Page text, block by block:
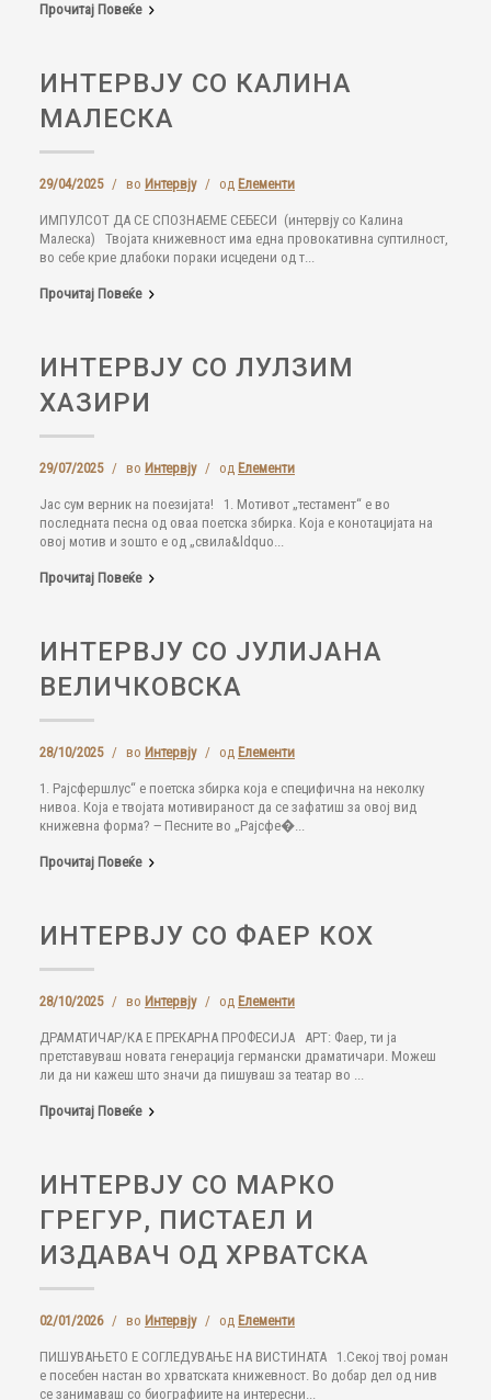
Прочитај Повеќе
ИНТЕРВЈУ СО КАЛИНА
МАЛЕСКА
29/04/2025 / во Интервју / од Елементи
ИМПУЛСОТ ДА СЕ СПОЗНАЕМЕ СЕБЕСИ (интервју со Калина
Малеска) Твојата книжевност има една провокативна суптилност,
во себе крие длабоки пораки исцедени од т...
Прочитај Повеќе
ИНТЕРВЈУ СО ЛУЛЗИМ
ХАЗИРИ
29/07/2025 / во Интервју / од Елементи
Јас сум верник на поезијата! 1. Мотивот „тестамент“ е во
последната песна од оваа поетска збирка. Која е конотацијата на
овој мотив и зошто е од „свила&ldquo...
Прочитај Повеќе
ИНТЕРВЈУ СО ЈУЛИЈАНА
ВЕЛИЧКОВСКА
28/10/2025 / во Интервју / од Елементи
1. Рајсфершлус“ е поетска збирка која е специфична на неколку
нивоа. Која е твојата мотивираност да се зафатиш за овој вид
книжевна форма? ‒ Песните во „Рајсфе�...
Прочитај Повеќе
ИНТЕРВЈУ СО ФАЕР КОХ
28/10/2025 / во Интервју / од Елементи
ДРАМАТИЧАР/КА Е ПРЕКАРНА ПРОФЕСИЈА АРТ: Фаер, ти ја
претставуваш новата генерација германски драматичари. Можеш
ли да ни кажеш што значи да пишуваш за театар во ...
Прочитај Повеќе
ИНТЕРВЈУ СО МАРКО
ГРЕГУР, ПИСТАЕЛ И
ИЗДАВАЧ ОД ХРВАТСКА
02/01/2026 / во Интервју / од Елементи
ПИШУВАЊЕТО Е СОГЛЕДУВАЊЕ НА ВИСТИНАТА 1.Секој твој роман
е посебен настан во хрватската книжевност. Во добар дел од нив
се занимаваш со биографиите на интересни...